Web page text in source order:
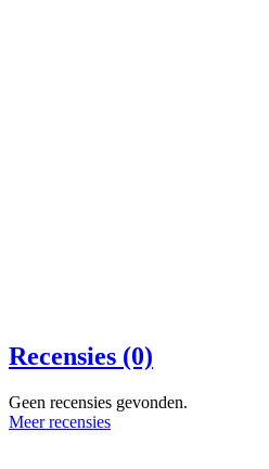
Recensies (0)
Geen recensies gevonden.
Meer recensies